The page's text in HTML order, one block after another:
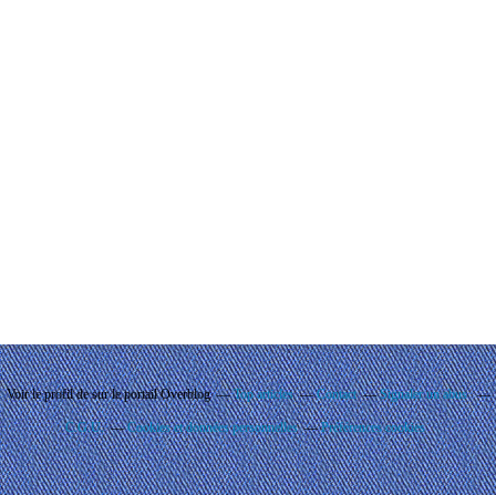
Voir le profil desur le portail Overblog Top articles Contact Signaler un abus
C.G.U. Cookies et données personnelles Préférences cookies